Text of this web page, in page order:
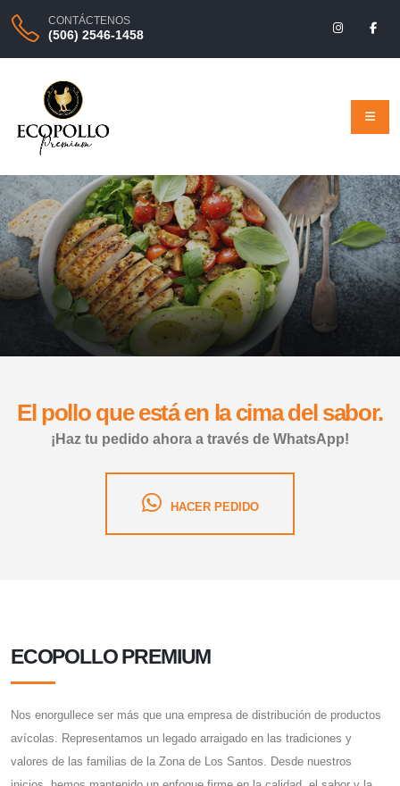
CONTÁCTENOS
(506) 2546-1458
El pollo que está en la cima del sabor.
¡Haz tu pedido ahora a través de WhatsApp!
HACER PEDIDO
ECOPOLLO PREMIUM
Nos enorgullece ser más que una empresa de distribución de productos
avícolas. Representamos un legado arraigado en las tradiciones y
valores de las familias de la Zona de Los Santos. Desde nuestros